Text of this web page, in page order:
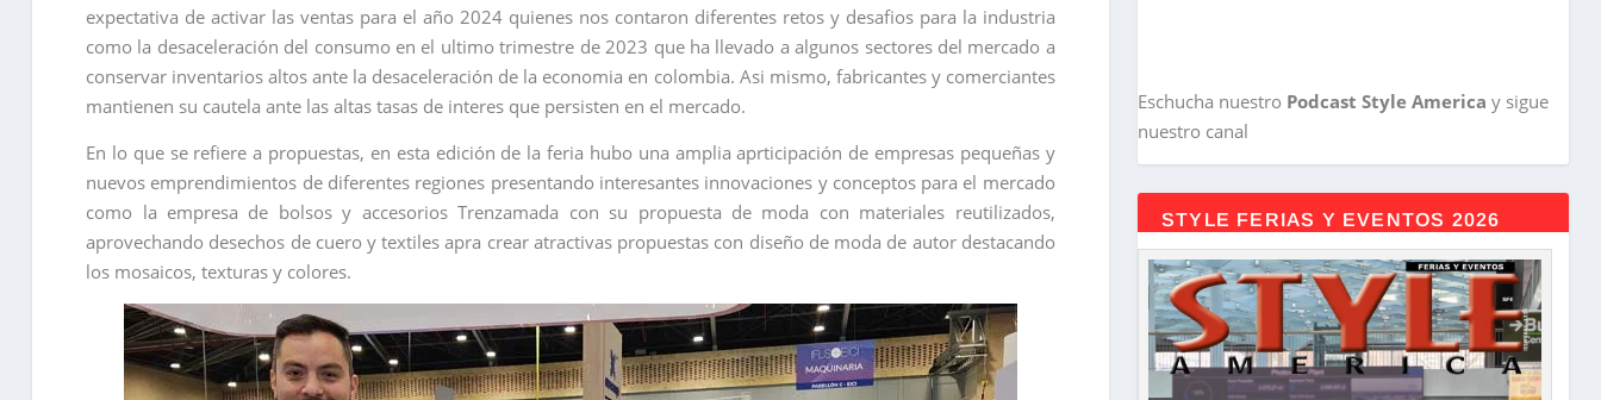
expectativa de activar las ventas para el año 2024 quienes nos contaron diferentes retos y desafios para la industria
como la desaceleración del consumo en el ultimo trimestre de 2023 que ha llevado a algunos sectores del mercado a
conservar inventarios altos ante la desaceleración de la economia en colombia. Asi mismo, fabricantes y comerciantes
mantienen su cautela ante las altas tasas de interes que persisten en el mercado.
En lo que se refiere a propuestas, en esta edición de la feria hubo una amplia aprticipación de empresas pequeñas y
nuevos emprendimientos de diferentes regiones presentando interesantes innovaciones y conceptos para el mercado
como la empresa de bolsos y accesorios Trenzamada con su propuesta de moda con materiales reutilizados,
aprovechando desechos de cuero y textiles apra crear atractivas propuestas con diseño de moda de autor destacando
los mosaicos, texturas y colores.
Eschucha nuestro Podcast Style America y sigue
nuestro canal
STYLE FERIAS Y EVENTOS 2026